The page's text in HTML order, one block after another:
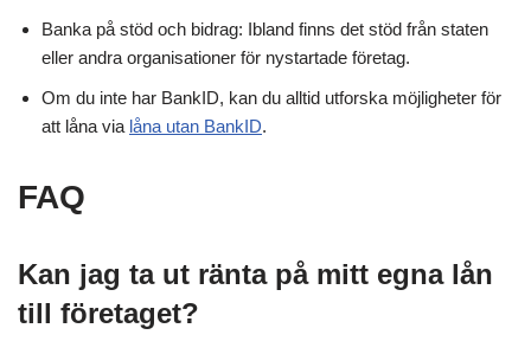
Banka på stöd och bidrag: Ibland finns det stöd från staten
eller andra organisationer för nystartade företag.
Om du inte har BankID, kan du alltid utforska möjligheter för
att låna via låna utan BankID.
FAQ
Kan jag ta ut ränta på mitt egna lån
till företaget?